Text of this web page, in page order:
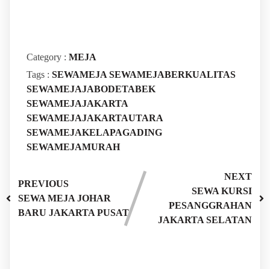
Category : MEJA
Tags : SEWAMEJA SEWAMEJABERKUALITAS
SEWAMEJAJABODETABEK
SEWAMEJAJAKARTA
SEWAMEJAJAKARTAUTARA
SEWAMEJAKELAPAGADING
SEWAMEJAMURAH
PREVIOUS
SEWA MEJA JOHAR
BARU JAKARTA PUSAT
NEXT
SEWA KURSI
PESANGGRAHAN
JAKARTA SELATAN